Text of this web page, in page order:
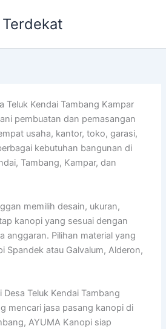
Teluk Kendai Tambang Kampar
pembuatan dan pemasangan
usaha, kantor, toko, garasi,
kebutuhan bangunan di
Tambang, Kampar, dan
memilih desain, ukuran,
kanopi yang sesuai dengan
anggaran. Pilihan material yang
Spandek atau Galvalum, Alderon,
Teluk Kendai Tambang
mencari jasa pasang kanopi di
AYUMA Kanopi siap